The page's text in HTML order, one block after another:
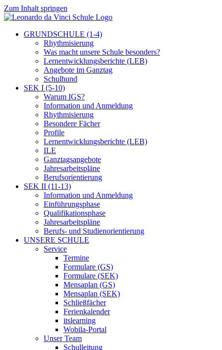
Zum Inhalt springen
GRUNDSCHULE (1-4)
Rhythmisierung
Was macht unsere Schule besonders?
Lernentwicklungsberichte (LEB)
Angebote im Ganztag
Schulhund
SEK I (5-10)
Warum IGS?
Information und Anmeldung
Rhythmisierung
Besondere Fächer
Profile
Lernentwicklungsberichte (LEB)
ILE
Ganztagsangebote
Jahresarbeitspläne
Berufsorientierung
SEK II (11-13)
Information und Anmeldung
Einführungsphase
Qualifikationsphase
Jahresarbeitspläne
Berufs- und Studienorientierung
UNSERE SCHULE
Service
Termine
Formulare (GS)
Formulare (SEK)
Mensaplan (GS)
Mensaplan (SEK)
Schließfächer
Ferienkalender
itslearning
Wobila-Portal
Unser Team
Schulleitung